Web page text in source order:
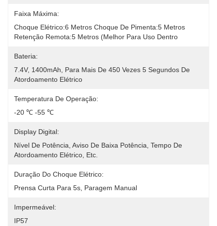
Faixa Máxima:
Choque Elétrico:6 Metros Choque De Pimenta:5 Metros
Retenção Remota:5 Metros (melhor Para Uso Dentro
Bateria:
7.4V, 1400mAh, Para Mais De 450 Vezes 5 Segundos De
Atordoamento Elétrico
Temperatura De Operação:
-20 ℃ -55 ℃
Display Digital:
Nível De Potência, Aviso De Baixa Potência, Tempo De
Atordoamento Elétrico, Etc.
Duração Do Choque Elétrico:
Prensa Curta Para 5s, Paragem Manual
Impermeável:
IP57